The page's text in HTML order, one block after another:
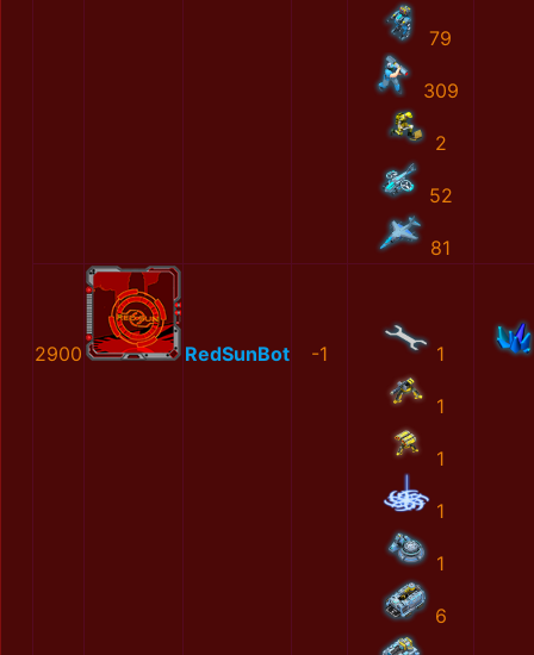
79
309
2
52
81
2900 RedSunBot -1 1
1
1
1
1
6